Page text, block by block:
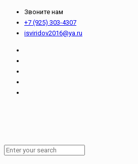
Звоните нам
+7 (925) 303-4307
isviridov2016@ya.ru